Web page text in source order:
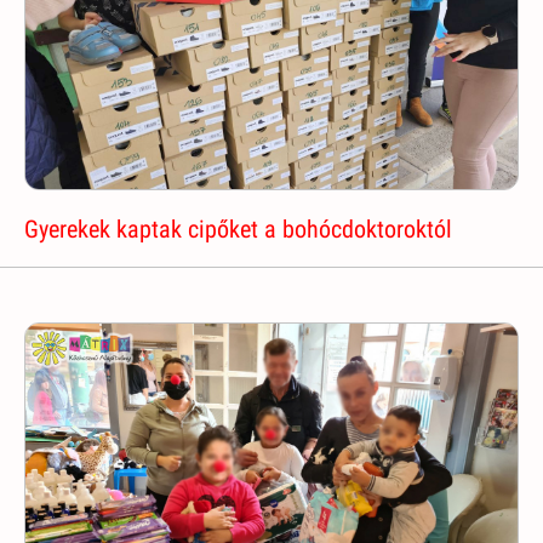
Gyerekek kaptak cipőket a bohócdoktoroktól